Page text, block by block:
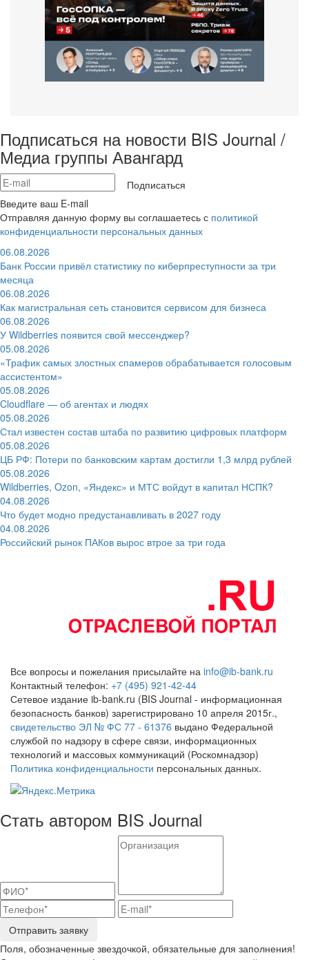
Подписаться на новости BIS Journal /
Медиа группы Авангард
Подписаться
Введите ваш E-mail
Отправляя данную форму вы соглашаетесь с политикой
конфиденциальности персональных данных
06.08.2026
Банк России привёл статистику по киберпреступности за три
месяца
06.08.2026
Как магистральная сеть становится сервисом для бизнеса
06.08.2026
У Wildberries появится свой мессенджер?
05.08.2026
«Трафик самых злостных спамеров обрабатывается голосовым
ассистентом»
05.08.2026
Cloudflare — об агентах и людях
05.08.2026
Стал известен состав штаба по развитию цифровых платформ
05.08.2026
ЦБ РФ: Потери по банковским картам достигли 1,3 млрд рублей
05.08.2026
Wildberries, Ozon, «Яндекс» и МТС войдут в капитал НСПК?
04.08.2026
Что будет модно предустанавливать в 2027 году
04.08.2026
Российский рынок ПАКов вырос втрое за три года
Все вопросы и пожелания присылайте на info@ib-bank.ru
Контактный телефон: +7 (495) 921-42-44
Сетевое издание ib-bank.ru (BIS Journal - информационная
безопасность банков) зарегистрировано 10 апреля 2015г.,
свидетельство ЭЛ № ФС 77 - 61376 выдано Федеральной
службой по надзору в сфере связи, информационных
технологий и массовых коммуникаций (Роскомнадзор)
Политика конфиденциальности персональных данных.
Стать автором BIS Journal
Отправить заявку
Поля, обозначенные звездочкой, обязательные для заполнения!